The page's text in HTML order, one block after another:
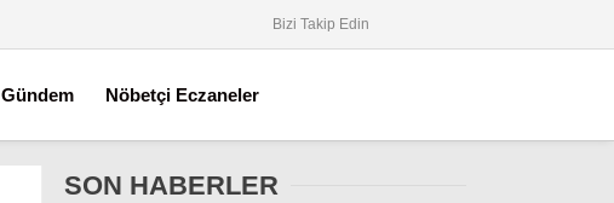
Bizi Takip Edin
Gündem Nöbetçi Eczaneler
SON HABERLER